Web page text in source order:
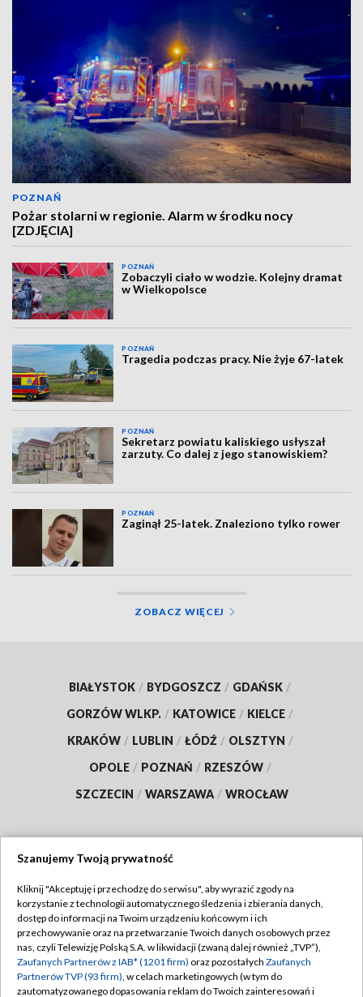
POZNAŃ
Pożar stolarni w regionie. Alarm w środku nocy
[ZDJĘCIA]
POZNAŃ
Zobaczyli ciało w wodzie. Kolejny dramat
w Wielkopolsce
POZNAŃ
Tragedia podczas pracy. Nie żyje 67-latek
POZNAŃ
Sekretarz powiatu kaliskiego usłyszał
zarzuty. Co dalej z jego stanowiskiem?
POZNAŃ
Zaginął 25-latek. Znaleziono tylko rower
ZOBACZ WIĘCEJ
BIAŁYSTOK / BYDGOSZCZ / GDAŃSK /
GORZÓW WLKP. / KATOWICE / KIELCE /
KRAKÓW / LUBLIN / ŁÓDŹ / OLSZTYN /
OPOLE / POZNAŃ / RZESZÓW /
SZCZECIN / WARSZAWA / WROCŁAW
TVP
Abonament TVP
Emisja w TVP
Centrum informacji TVP
Regulamin TVP
Polityka prywatności
Moje zgody
Szanujemy Twoją prywatność
Kliknij "Akceptuję i przechodzę do serwisu", aby wyrazić zgody na
korzystanie z technologii automatycznego śledzenia i zbierania danych,
dostęp do informacji na Twoim urządzeniu końcowym i ich
przechowywanie oraz na przetwarzanie Twoich danych osobowych przez
nas, czyli Telewizję Polską S.A. w likwidacji (zwaną dalej również „TVP”),
Zaufanych Partnerów z IAB* (1201 firm) oraz pozostałych Zaufanych
Partnerów TVP (93 firm), w celach marketingowych (w tym do
zautomatyzowanego dopasowania reklam do Twoich zainteresowań i